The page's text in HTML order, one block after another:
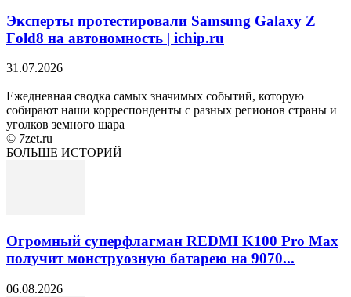
Эксперты протестировали Samsung Galaxy Z
Fold8 на автономность | ichip.ru
31.07.2026
Ежедневная сводка самых значимых событий, которую
собирают наши корреспонденты с разных регионов страны и
уголков земного шара
© 7zet.ru
БОЛЬШЕ ИСТОРИЙ
Огромный суперфлагман REDMI K100 Pro Max
получит монструозную батарею на 9070...
06.08.2026